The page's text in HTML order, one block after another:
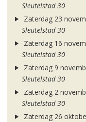
Sleutelstad 30
Zaterdag 23
Sleutelstad 30
Zaterdag 16
Sleutelstad 30
Zaterdag 9
Sleutelstad 30
Zaterdag 2
Sleutelstad 30
Zaterdag 26